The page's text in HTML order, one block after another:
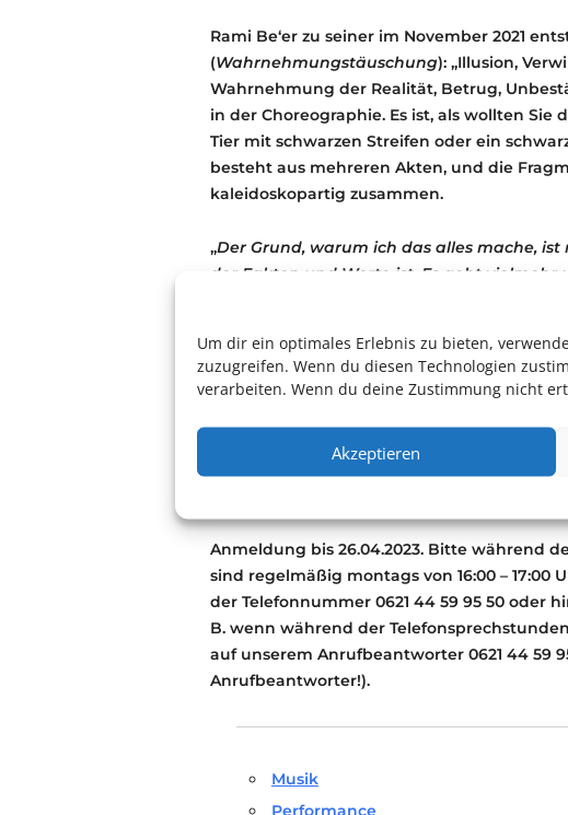
Um dir ein optimales Erlebnis zu bieten,
zuzugreifen. Wenn du diesen Technologien
verarbeiten. Wenn du deine Zustimmung nicht
Akzeptieren
Rami Be‘er zu seiner im November 2021
(Wahrnehmungstäuschung): „Illusion,
Wahrnehmung der Realität, Betrug,
in der Choreographie. Es ist, als wollten Sie
Tier mit schwarzen Streifen oder ein
besteht aus mehreren Akten, und die
kaleidoskopartig zusammen.
„Der Grund, warum ich das alles mache, ist
der Fakten und Worte ist. Es geht vielmehr
Abstraktion. Auf diese Weise möchte ich
Hier geht es zum Trailer!
Weitere Informationen:Website
Anmeldung bis 26.04.2023. Bitte während
sind regelmäßig montags von 16:00 – 17:00
der Telefonnummer 0621 44 59 95 50 oder
B. wenn während der
auf unserem Anrufbeantworter 0621 44 59
Anrufbeantworter!).
Musik
Performance